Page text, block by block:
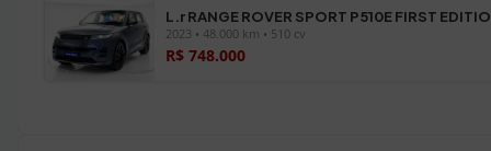
L.r RANGE ROVER SPORT P510E FIRST
2023 • 48.000 km • 510 cv
R$ 748.000